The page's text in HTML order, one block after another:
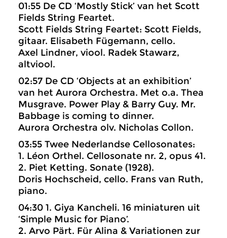
01:55 De CD ‘Mostly Stick’ van het Scott
Fields String Feartet.
Scott Fields String Feartet: Scott Fields,
gitaar. Elisabeth Fügemann, cello.
Axel Lindner, viool. Radek Stawarz,
altviool.
02:57 De CD ‘Objects at an exhibition’
van het Aurora Orchestra. Met o.a. Thea
Musgrave. Power Play & Barry Guy. Mr.
Babbage is coming to dinner.
Aurora Orchestra olv. Nicholas Collon.
03:55 Twee Nederlandse Cellosonates:
1. Léon Orthel. Cellosonate nr. 2, opus 41.
2. Piet Ketting. Sonate (1928).
Doris Hochscheid, cello. Frans van Ruth,
piano.
04:30 1. Giya Kancheli. 16 miniaturen uit
‘Simple Music for Piano’.
2. Arvo Pärt. Für Alina & Variationen zur